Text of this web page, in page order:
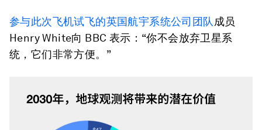
参与此次飞机试飞的英国航宇系统公司团队 成员
Henry White向 BBC 表示：“你不会放弃卫星系
统，它们非常方便。”